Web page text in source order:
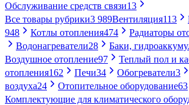
Обслуживание средств связи13
Все товары рубрики3 989Вентиляция113
948
Котлы отопления474 Радиаторы
Водонагреватели28 Баки,
Воздушное отопление97
Теплый пол и
отопления162 Печи34 Обогреватели3
воздуха24 Отопительное оборудование63
Комплектующие для климатического